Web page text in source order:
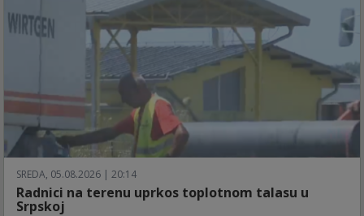
SREDA, 05.08.2026 | 20:14
Radnici na terenu uprkos toplotnom talasu u
Srpskoj